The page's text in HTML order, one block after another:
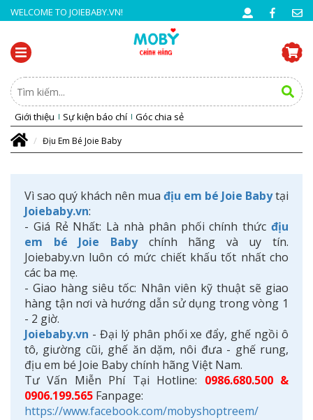
WELCOME TO JOIEBABY.VN!
Giới thiệu Sự kiện báo chí Góc chia sẻ
Địu Em Bé Joie Baby
Vì sao quý khách nên mua địu em bé Joie Babytại
Joiebaby.vn:
- Giá Rẻ Nhất: Là nhà phân phối chính thức địu
em bé Joie Babychính hãng và uy tín.
Joiebaby.vn luôn có mức chiết khấu tốt nhất cho
các ba mẹ.
- Giao hàng siêu tốc: Nhân viên kỹ thuật sẽ giao
hàng tận nơi và hướng dẫn sử dụng trong vòng 1
- 2 giờ.
Joiebaby.vn - Đại lý phân phối xe đẩy, ghế ngồi ô
tô, giường cũi, ghế ăn dặm, nôi đưa - ghế rung,
địu em bé Joie Baby chính hãng Việt Nam.
Tư Vấn Miễn Phí Tại Hotline: 0986.680.500 &
0906.199.565 Fanpage:
https://www.facebook.com/mobyshoptreem/